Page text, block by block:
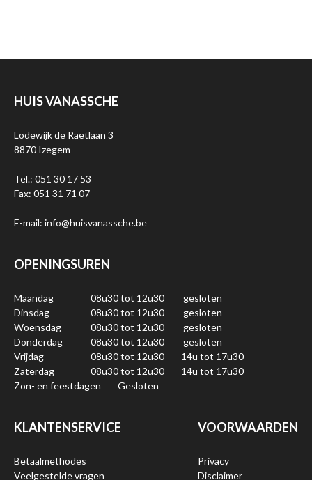
HUIS VANASSCHE
Lodewijk de Raetlaan 3
8870 Izegem
Tel.: 051 30 17 53
Fax: 051 31 71 07
E-mail: info@huisvanassche.be
OPENINGSUREN
Maandag 08u30 tot 12u30
gesloten
Dinsdag
08u30 tot 12u30
gesloten
Woensdag
08u30 tot 12u30
gesloten
Donderdag
08u30 tot 12u30
gesloten
Vrijdag
08u30 tot 12u30
14u tot 17u30
Zaterdag
08u30 tot 12u30
14u tot 17u30
Zon- en feestdagen
Gesloten
KLANTENSERVICE
Betaalmethodes
Veelgestelde vragen
VOORWAARDEN
Privacy
Disclaimer